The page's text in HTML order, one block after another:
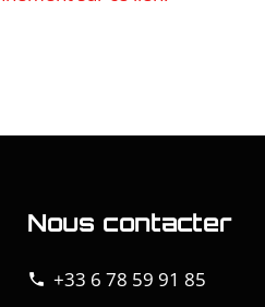
Nous contacter
phone +33 6 78 59 91 85